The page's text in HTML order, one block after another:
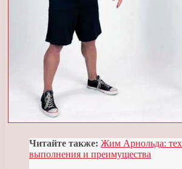
Читайте также: Жим Арнольда:
выполнения и преимущества